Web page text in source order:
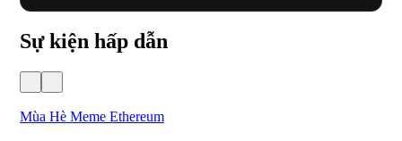
Sự kiện hấp dẫn
Mùa Hè Meme Ethereum